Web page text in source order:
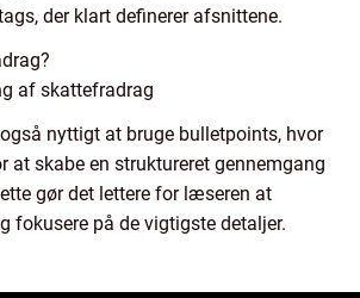
der klart definerer afsnittene.
af skattefradrag
nyttigt at bruge bulletpoints, hvor
at skabe en struktureret gennemgang
gør det lettere for læseren at
fokusere på de vigtigste detaljer.